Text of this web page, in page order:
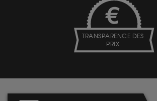
TRANSPARENCE DES
PRIX